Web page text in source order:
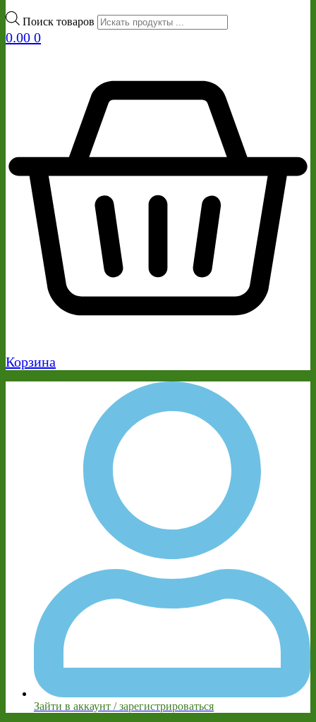
Поиск товаров
0.00 0
Корзина
Зайти в аккаунт / зарегистрироваться